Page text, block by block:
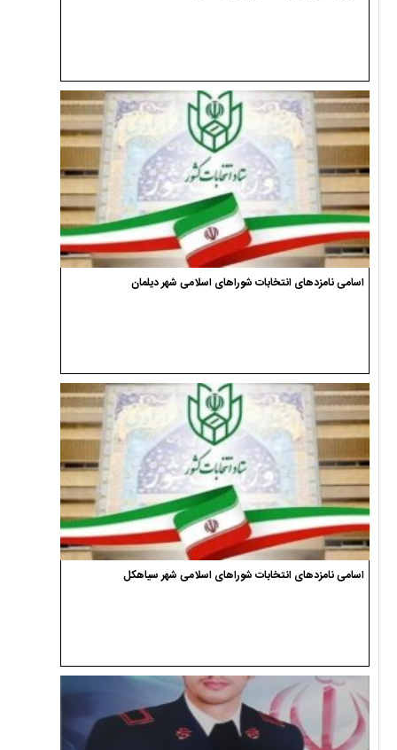
اسامی نامزدهای انتخابات شوراهای اسلامی شهر دیلمان
اسامی نامزدهای انتخابات شوراهای اسلامی شهر سیاهکل